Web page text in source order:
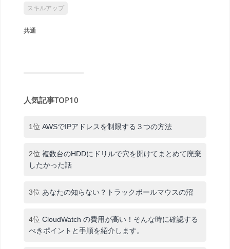
スキルアップ
共通
人気記事TOP10
1位 AWSでIPアドレスを制限する３つの方法
2位 複数台のHDDにドリルで穴を開けてまとめて廃棄
したかった話
3位 あなたの知らない？トラックボールマウスの沼
4位 CloudWatch の費用が高い！そんな時に確認する
べきポイントと手順を紹介します。